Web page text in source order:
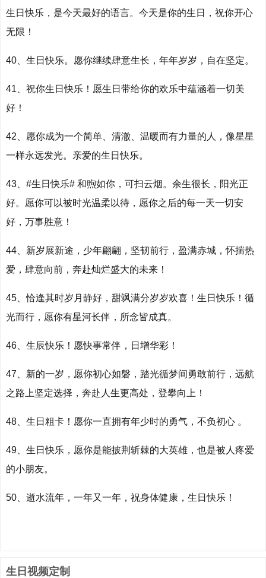
生日快乐，是今天最好的语言。今天是你的生日，祝你开心
无限！
40、生日快乐。愿你继续肆意生长，年年岁岁，自在坚定。
41、祝你生日快乐！愿生日带给你的欢乐中蕴涵着一切美
好！
42、愿你成为一个简单、清澈、温暖而有力量的人，像星星
一样永远发光。亲爱的生日快乐。
43、#生日快乐# 和煦如你，可扫云烟。余生很长，阳光正
好。愿你可以被时光温柔以待，愿你之后的每一天一切安
好，万事胜意！
44、新岁展新途，少年翩翩，坚韧前行，盈满赤城，怀揣热
爱，肆意向前，奔赴灿烂盛大的未来！
45、恰逢其时岁月静好，甜飒满分岁岁欢喜！生日快乐！循
光而行，愿你有星河长伴，所念皆成真。
46、生辰快乐！愿快事常伴，日增华彩！
47、新的一岁，愿你初心如磐，踏光循梦间勇敢前行，远航
之路上坚定选择，奔赴人生更高处，登攀向上！
48、生日粗卡！愿你一直拥有年少时的勇气，不负初心 。
49、生日快乐，愿你是能披荆斩棘的大英雄，也是被人疼爱
的小朋友。
50、逝水流年，一年又一年，祝身体健康，生日快乐！
生日视频定制